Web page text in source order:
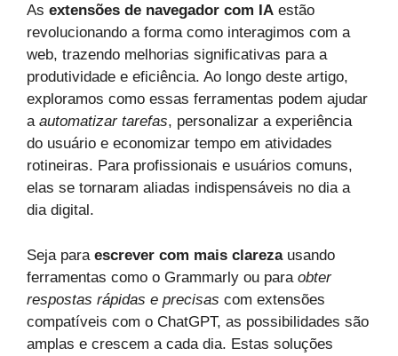
As extensões de navegador com IA estão
revolucionando a forma como interagimos com a
web, trazendo melhorias significativas para a
produtividade e eficiência. Ao longo deste artigo,
exploramos como essas ferramentas podem ajudar
a automatizar tarefas, personalizar a experiência
do usuário e economizar tempo em atividades
rotineiras. Para profissionais e usuários comuns,
elas se tornaram aliadas indispensáveis no dia a
dia digital.
Seja para escrever com mais clarezausando
ferramentas como o Grammarly ou para obter
respostas rápidas e precisas com extensões
compatíveis com o ChatGPT, as possibilidades são
amplas e crescem a cada dia. Estas soluções